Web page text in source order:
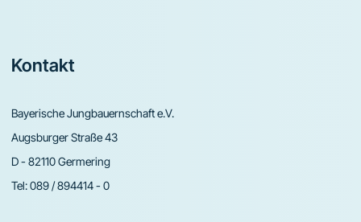
Footer
Kontakt
Bayerische Jungbauernschaft e.V.
Augsburger Straße 43
D - 82110 Germering
Tel:089 / 894414 - 0